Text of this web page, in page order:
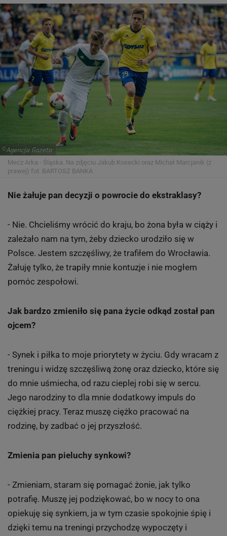
Mecz Arka - Śląska. Na zdjęciu Jakub Kosecki oraz Michał Marcjanik (z
prawej) fot. BARTOSZ BANKA
Nie żałuje pan decyzji o powrocie do ekstraklasy?
- Nie. Chcieliśmy wrócić do kraju, bo żona była w ciąży i
zależało nam na tym, żeby dziecko urodziło się w
Polsce. Jestem szczęśliwy, że trafiłem do Wrocławia.
Żałuję tylko, że trapiły mnie kontuzje i nie mogłem
pomóc zespołowi.
Jak bardzo zmieniło się pana życie odkąd został pan
ojcem?
- Synek i piłka to moje priorytety w życiu. Gdy wracam z
treningu i widzę szczęśliwą żonę oraz dziecko, które się
do mnie uśmiecha, od razu cieplej robi się w sercu.
Jego narodziny to dla mnie dodatkowy impuls do
ciężkiej pracy. Teraz muszę ciężko pracować na
rodzinę, by zadbać o jej przyszłość.
Zmienia pan pieluchy synkowi?
- Zmieniam, staram się pomagać żonie, jak tylko
potrafię. Muszę jej podziękować, bo w nocy to ona
opiekuję się synkiem, ja w tym czasie spokojnie śpię i
dzięki temu na treningi przychodzę wypoczęty i